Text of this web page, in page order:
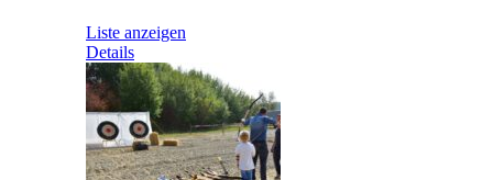
Liste anzeigen
Details